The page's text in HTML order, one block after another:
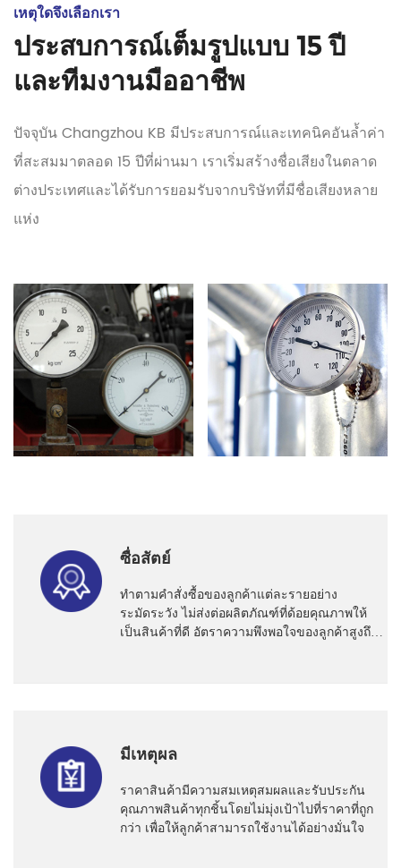
เหตุใดจึงเลือกเรา
ประสบการณ์เต็มรูปแบบ 15 ปี
และทีมงานมืออาชีพ
ปัจจุบัน Changzhou KB มีประสบการณ์และเทคนิคอันล้ำค่า
ที่สะสมมาตลอด 15 ปีที่ผ่านมา เราเริ่มสร้างชื่อเสียงในตลาด
ต่างประเทศและได้รับการยอมรับจากบริษัทที่มีชื่อเสียงหลาย
แห่ง
ซื่อสัตย์
ทำตามคำสั่งซื้อของลูกค้าแต่ละรายอย่าง
ระมัดระวัง ไม่ส่งต่อผลิตภัณฑ์ที่ด้อยคุณภาพให้
เป็นสินค้าที่ดี อัตราความพึงพอใจของลูกค้าสูงถึง
มีเหตุผล
ราคาสินค้ามีความสมเหตุสมผลและรับประกัน
คุณภาพสินค้าทุกชิ้นโดยไม่มุ่งเป้าไปที่ราคาที่ถูก
กว่า เพื่อให้ลูกค้าสามารถใช้งานได้อย่างมั่นใจ